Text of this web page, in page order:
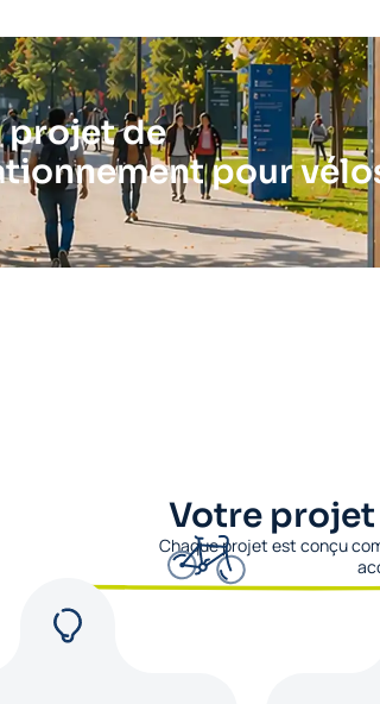
projet de
pour
Votre projet
Chaque projet est conçu